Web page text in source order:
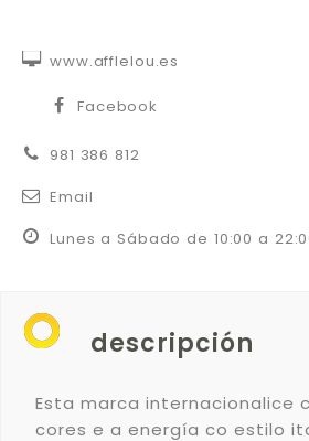

 www.afflelou.es

 Facebook

 981 386 812

 Email

 Lunes a Sábado de 10:00 a
descripción
Esta marca internacionalice
cores e a energía co estilo